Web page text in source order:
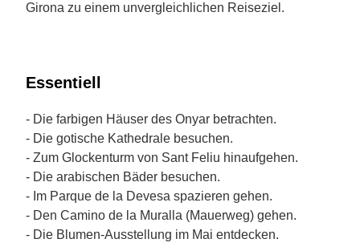
Girona zu einem unvergleichlichen Reiseziel.
Essentiell
- Die farbigen Häuser des Onyar betrachten.
- Die gotische Kathedrale besuchen.
- Zum Glockenturm von Sant Feliu hinaufgehen.
- Die arabischen Bäder besuchen.
- Im Parque de la Devesa spazieren gehen.
- Den Camino de la Muralla (Mauerweg) gehen.
- Die Blumen-Ausstellung im Mai entdecken.